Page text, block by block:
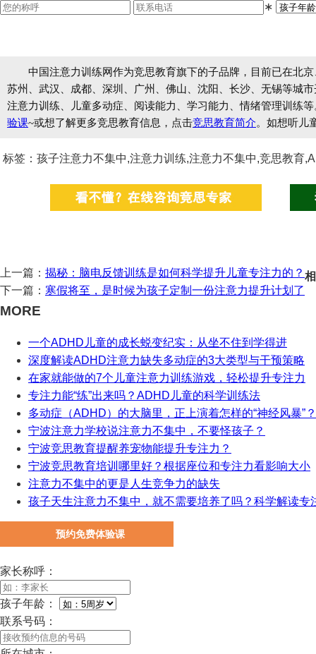
∗
中国注意力训练网作为竞思教育旗下的子品牌，目前已在北
苏州、武汉、成都、深圳、广州、佛山、沈阳、长沙、无锡等城
注意力训练、儿童多动症、阅读能力、学习能力、情绪管理训练
验课~或想了解更多竞思教育信息，点击竞思教育简介。如想听儿
标签：孩子注意力不集中,注意力训练,注意力不集中,竞思教育
上一篇： 揭秘：脑电反馈训练是如何科学提升儿童专注力的？
下一篇： 寒假将至，是时候为孩子定制一份注意力提升计划了
MORE
一个ADHD儿童的成长蜕变纪实：从坐不住到学得进
深度解读ADHD注意力缺失多动症的3大类型与干预策略
在家就能做的7个儿童注意力训练游戏，轻松提升专注力
专注力能“练”出来吗？ADHD儿童的科学训练法
多动症（ADHD）的大脑里，正上演着怎样的“神经风暴”？
宁波注意力学校说注意力不集中，不要怪孩子？
宁波竞思教育提醒养宠物能提升专注力？
宁波竞思教育培训哪里好？根据座位和专注力看影响大小
注意力不集中的更是人生竞争力的缺失
孩子天生注意力不集中，就不需要培养了吗？科学解读专
预约免费体验课
家长称呼：
孩子年龄：
联系号码：